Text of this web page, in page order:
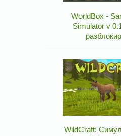
WorldBox -
Simulator v
WildCraft: